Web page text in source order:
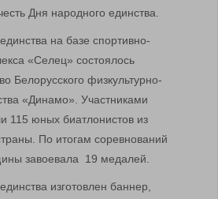
Дня народного единства.
на базе спортивно-
«Селец» состоялось
Белорусского физкультурно-
«Динамо». Участниками
115 юных биатлонистов из
По итогам соревнований
завоевала 19 медалей.
изготовлен баннер,